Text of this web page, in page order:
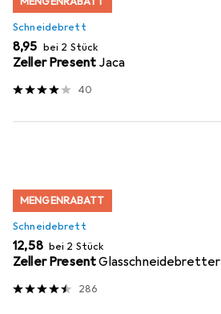
Schneidebrett
EUR
8,95 bei 2 Stück
Zeller Present Jaca
40
MENGENRABATT
Schneidebrett
EUR
12,58 bei 2 Stück
Zeller PresentGlasschneidebretter
286